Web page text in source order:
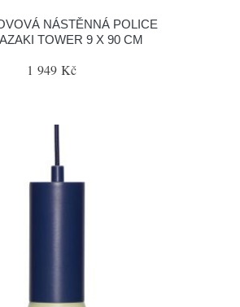
NÁSTĚNNÁ POLICE
TOWER 9 X 90 CM
1 949 Kč